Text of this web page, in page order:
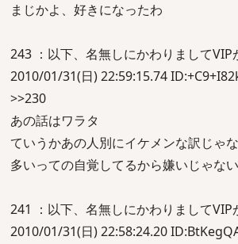
まじかよ、好きになったわ
243 ：以下、名無しにかわりましてVIP
2010/01/31(日) 22:59:15.74
>>230
あの話はワラタ
ていうかあの人別にイケメンな訳じゃ
多いっての自覚してるから嫌いじゃない
241 ：以下、名無しにかわりましてVIP
2010/01/31(日) 22:58:24.20